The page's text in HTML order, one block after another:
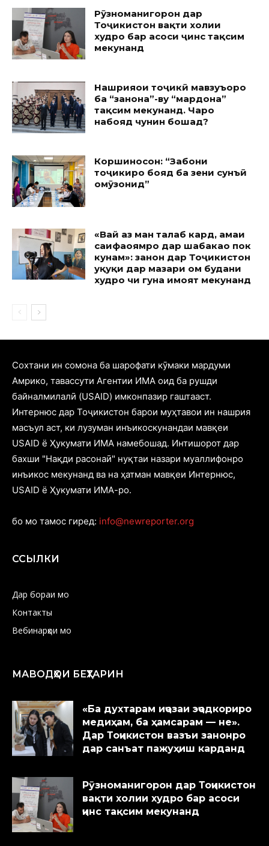
Рӯзноманигорон дар
Тоҷикистон вақти холии
худро бар асоси ҷинс тақсим
мекунанд
Нашрияҳои тоҷикӣ мавзуъҳоро
ба “занона”-ву “мардона”
тақсим мекунанд. Чаро
набояд чунин бошад?
Коршиносон: “Забони
тоҷикиро бояд ба зеҳни сунъӣ
омӯзонид”
«Вай аз ман талаб кард, ҳамаи
саҳифаҳоямро дар шабакаҳо пок
кунам»: занон дар Тоҷикистон
ҳуқуқи дар мазҳари ом будани
худро чи гуна ҳимоят мекунанд
Cохтани ин сомона ба шарофати кӯмаки мардуми
Амрико, тавассути Агентии ИМА оид ба рушди
байналмилалӣ (USAID) имконпазир гаштааст.
Интернюс дар Тоҷикистон барои муҳтавои ин нашрия
масъул аст, ки лузуман инъикоскунандаи мавқеи
USAID ё Ҳукумати ИМА намебошад. Интишорот дар
бахши "Нақди расонаӣ" нуқтаи назари муаллифонро
инъикос мекунанд ва на ҳатман мавқеи Интернюс,
USAID ё Ҳукумати ИМА-ро.
бо мо тамос гиред: info@newreporter.org
ССЫЛКИ
Дар бораи мо
Контакты
Вебинарҳои мо
МАВОДҲОИ БЕҲТАРИН
«Ба духтарам иҷозаи эҷодкориро
медиҳам, ба ҳамсарам — не».
Дар Тоҷикистон вазъи занонро
дар санъат пажуҳиш карданд
Рӯзноманигорон дар Тоҷикистон
вақти холии худро бар асоси
ҷинс тақсим мекунанд